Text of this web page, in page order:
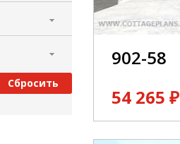
902-58
54 265 ₽